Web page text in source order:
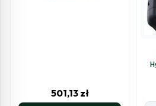
501,13 zł